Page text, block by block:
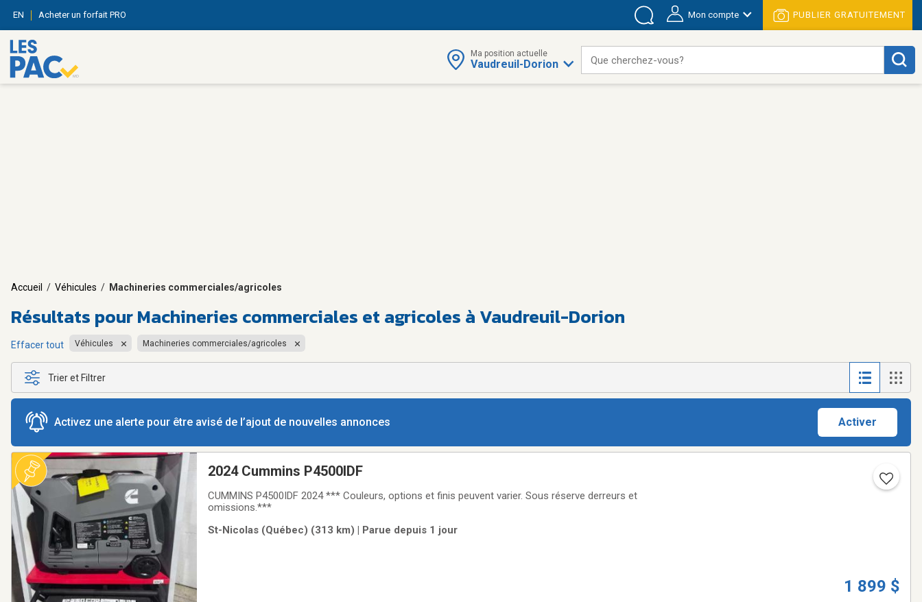
EN Acheter un forfait PRO Mon compte PUBLIER GRATUITEMENT
Ma position actuelle
Vaudreuil-Dorion Que cherchez-vous?
Accueil / Véhicules / Machineries commerciales/agricoles
Résultats pourMachineries commerciales et agricoles à Vaudreuil-Dorion
Effacer tout Véhicules Machineries commerciales/agricoles
Trier et Filtrer
Activez une alerte pour être avisé de l’ajout de nouvelles annonces Activer
2024 Cummins P4500IDF
CUMMINS P4500IDF 2024 *** Couleurs, options et finis peuvent varier. Sous réserve derreurs et
omissions.***
St-Nicolas (Québec) (313 km) | Parue depuis 1 jour
1 899 $